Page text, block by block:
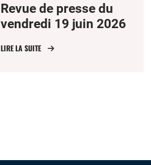
Revue de presse du
vendredi 19 juin 2026
LIRE LA SUITE